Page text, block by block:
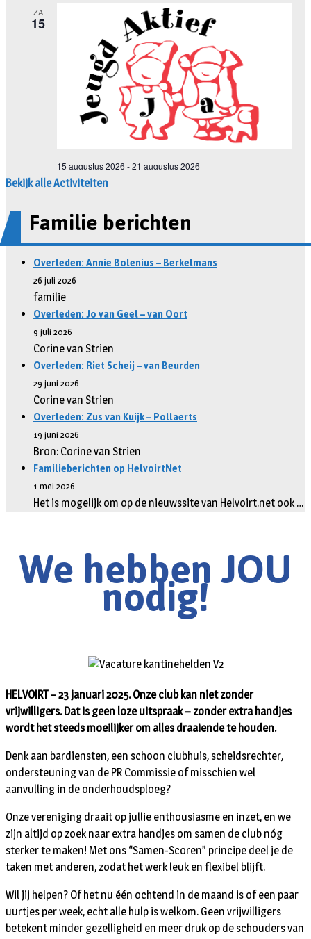
Bekijk alle Activiteiten
Familie berichten
Overleden: Annie Bolenius – Berkelmans
26 juli 2026
familie
Overleden: Jo van Geel – van Oort
9 juli 2026
Corine van Strien
Overleden: Riet Scheij – van Beurden
29 juni 2026
Corine van Strien
Overleden: Zus van Kuijk – Pollaerts
19 juni 2026
Bron: Corine van Strien
Familieberichten op HelvoirtNet
1 mei 2026
Het is mogelijk om op de nieuwssite van Helvoirt.net ook …
We hebben JOU
nodig!
HELVOIRT – 23 januari 2025. Onze club kan niet zonder
vrijwilligers. Dat is geen loze uitspraak – zonder extra handjes
wordt het steeds moeilijker om alles draaiende te houden.
Denk aan bardiensten, een schoon clubhuis, scheidsrechter,
ondersteuning van de PR Commissie of misschien wel
aanvulling in de onderhoudsploeg?
Onze vereniging draait op jullie enthousiasme en inzet, en we
zijn altijd op zoek naar extra handjes om samen de club nóg
sterker te maken! Met ons “Samen-Scoren” principe deel je de
taken met anderen, zodat het werk leuk en flexibel blijft.
Wil jij helpen? Of het nu één ochtend in de maand is of een paar
uurtjes per week, echt alle hulp is welkom. Geen vrijwilligers
betekent minder gezelligheid en meer druk op de schouders van